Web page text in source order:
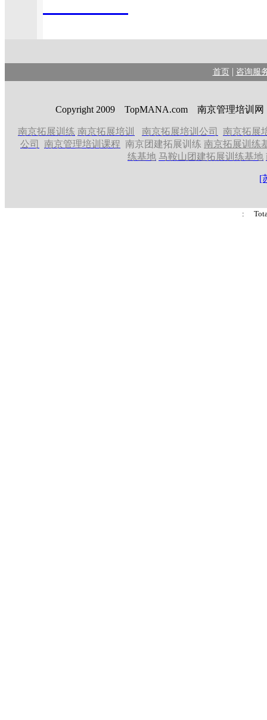
首页 | 咨询服
Copyright 2009 TopMANA.com 南京管理培训网
南京拓展训练 南京拓展培训 南京拓展培训公司
南京拓展
公司
南京管理培训课程 南京团建拓展训练 南京拓展训练
练基地 马鞍山团建拓展训练基地
[
: